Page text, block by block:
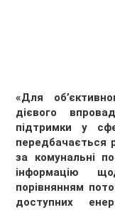
«Для
дієвого
підтримки у
передбачається
за комунальні
інформацію
порівнянням
доступних